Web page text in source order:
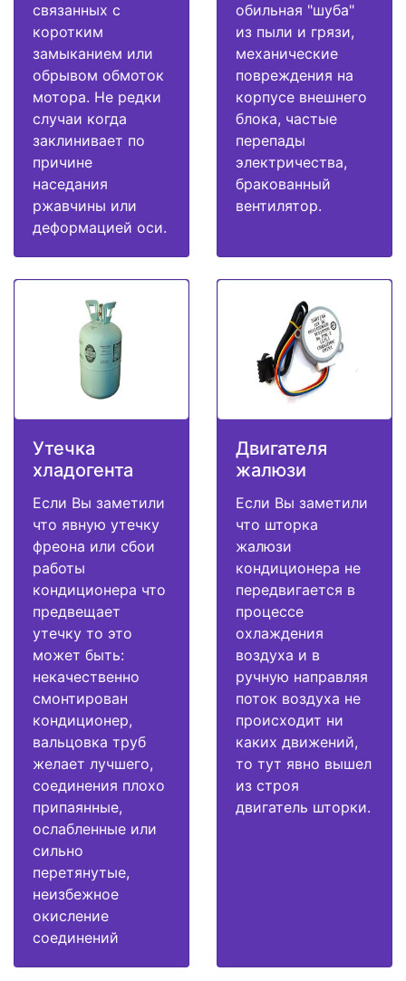
связанных с
коротким
замыканием или
обрывом обмоток
мотора. Не редки
случаи когда
заклинивает по
причине
наседания
ржавчины или
деформацией оси.
обильная "шуба"
из пыли и грязи,
механические
повреждения на
корпусе внешнего
блока, частые
перепады
электричества,
бракованный
вентилятор.
Утечка
хладогента
Если Вы заметили
что явную утечку
фреона или сбои
работы
кондиционера что
предвещает
утечку то это
может быть:
некачественно
смонтирован
кондиционер,
вальцовка труб
желает лучшего,
соединения плохо
припаянные,
ослабленные или
сильно
перетянутые,
неизбежное
окисление
соединений
Двигателя
жалюзи
Если Вы заметили
что шторка
жалюзи
кондиционера не
передвигается в
процессе
охлаждения
воздуха и в
ручную направляя
поток воздуха не
происходит ни
каких движений,
то тут явно вышел
из строя
двигатель шторки.